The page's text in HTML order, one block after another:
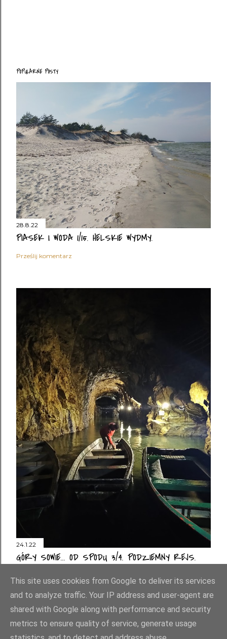
POPULARNE POSTY
28.8.22
PIASEK I WODA 1/15. HELSKIE WYDMY.
Prześlij komentarz
24.1.22
GÓRY SOWIE... OD SPODU 3/4. PODZIEMNY REJS.
This site uses cookies from Google to deliver its services
and to analyze traffic. Your IP address and user-agent are
shared with Google along with performance and security
metrics to ensure quality of service, generate usage